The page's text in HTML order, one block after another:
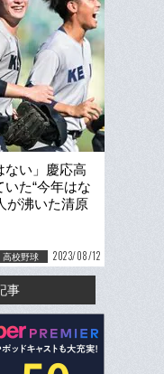
ない」慶応高
た“今年はな
が沸いた清原
高校野球 2023/08/12
事